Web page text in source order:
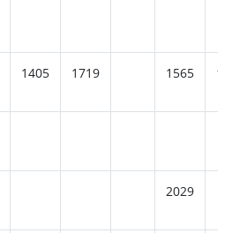
1405 1719 1565
2029